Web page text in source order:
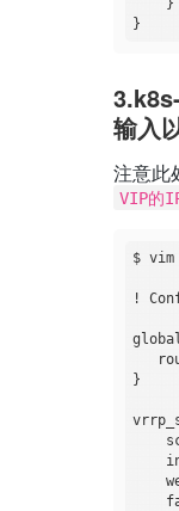
输入
注意此
VIP的
$
!
}